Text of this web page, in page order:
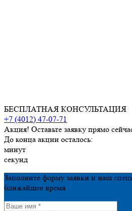
БЕСПЛАТНАЯ КОНСУЛЬТАЦИЯ
+7 (4012) 47-07-71
Акция! Оставьте заявку прямо
До конца акции осталось:
минут
секунд
Заполните форму заявки и наш
ближайшее время